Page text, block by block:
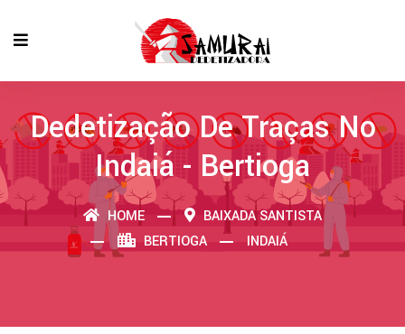
Dedetização De Traças No
Indaiá - Bertioga
HOME
BAIXADA SANTISTA
BERTIOGA
INDAIÁ